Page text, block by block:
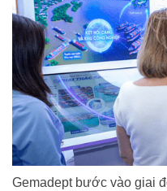
Gemadept bước vào giai